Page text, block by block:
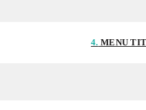
4. MENU